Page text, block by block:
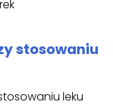
stosowaniu
leku